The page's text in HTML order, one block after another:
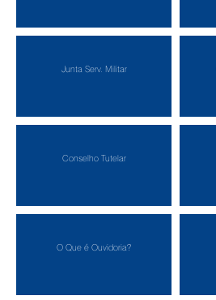
Junta Serv. Militar
Conselho Tutelar
O Que é Ouvidoria?